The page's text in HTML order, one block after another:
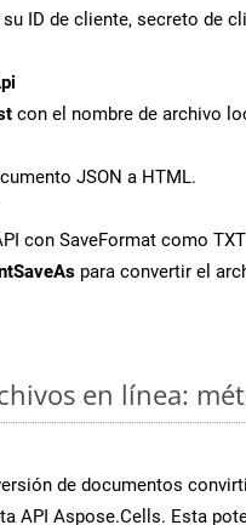
ID de cliente, secreto de
con el nombre de archivo
JSON a HTML.
con SaveFormat como TXT
para convertir el
en línea:
de documentos
API Aspose.Cells. Esta